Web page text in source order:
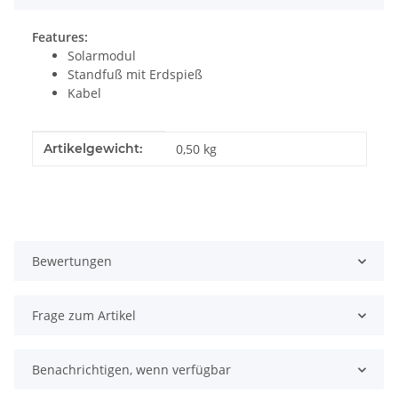
Features:
Solarmodul
Standfuß mit Erdspieß
Kabel
Produkteigenschaft
Wert
Artikelgewicht: 0,50 kg
Bewertungen
Frage zum Artikel
Benachrichtigen, wenn verfügbar